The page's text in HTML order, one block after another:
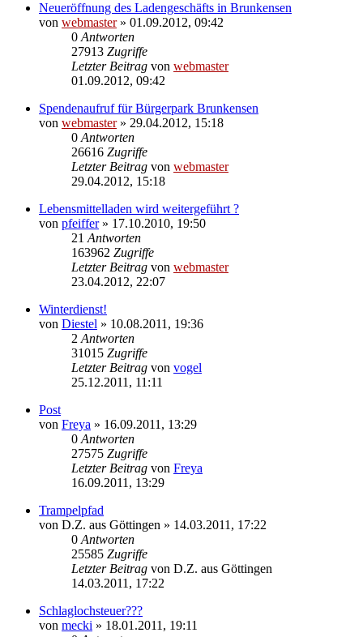
Neueröffnung des Ladengeschäfts in Brunkensen
von webmaster» 01.09.2012, 09:42
0 Antworten
27913 Zugriffe
Letzter Beitrag von webmaster
01.09.2012, 09:42
Spendenaufruf für Bürgerpark Brunkensen
von webmaster» 29.04.2012, 15:18
0 Antworten
26616 Zugriffe
Letzter Beitrag von webmaster
29.04.2012, 15:18
Lebensmittelladen wird weitergeführt ?
von pfeiffer» 17.10.2010, 19:50
21 Antworten
163962 Zugriffe
Letzter Beitrag von webmaster
23.04.2012, 22:07
Winterdienst!
von Diestel » 10.08.2011, 19:36
2 Antworten
31015 Zugriffe
Letzter Beitrag von vogel
25.12.2011, 11:11
Post
von Freya » 16.09.2011, 13:29
0 Antworten
27575 Zugriffe
Letzter Beitrag von Freya
16.09.2011, 13:29
Trampelpfad
von D.Z. aus Göttingen » 14.03.2011, 17:22
0 Antworten
25585 Zugriffe
Letzter Beitrag von D.Z. aus Göttingen
14.03.2011, 17:22
Schlaglochsteuer???
von mecki » 18.01.2011, 19:11